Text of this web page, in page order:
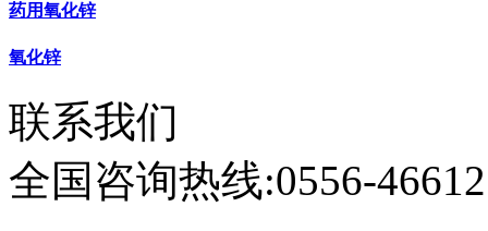
药用氧化锌
氧化锌
联系我们
全国咨询热线:0556-